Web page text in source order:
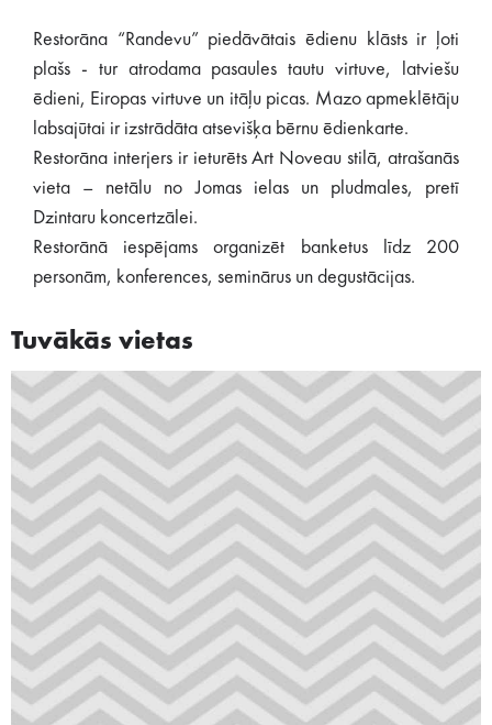
Restorāna “Randevu” piedāvātais ēdienu klāsts ir ļoti
plašs - tur atrodama pasaules tautu virtuve, latviešu
ēdieni, Eiropas virtuve un itāļu picas. Mazo apmeklētāju
labsajūtai ir izstrādāta atsevišķa bērnu ēdienkarte.
Restorāna interjers ir ieturēts Art Noveau stilā, atrašanās
vieta – netālu no Jomas ielas un pludmales, pretī
Dzintaru koncertzālei.
Restorānā iespējams organizēt banketus līdz 200
personām, konferences, seminārus un degustācijas.
Tuvākās vietas